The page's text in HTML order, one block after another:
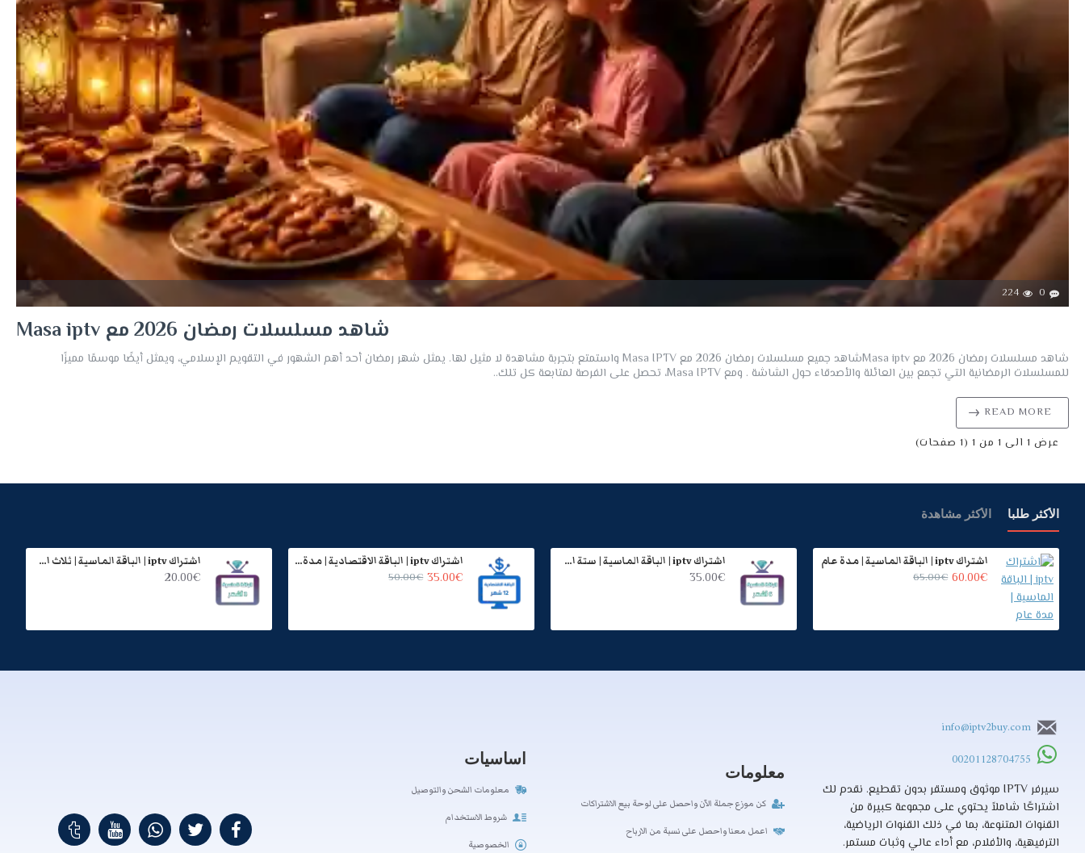
0
224
شاهد مسلسلات رمضان 2026 مع Masa iptv
شاهد مسلسلات رمضان 2026 مع Masa iptvشاهد جميع مسلسلات رمضان 2026 مع Masa IPTV واستمتع بتجربة مشاهدة لا مثيل لها. يمثل شهر رمضان أحد أهم الشهور في التقويم الإسلامي، ويمثل أيضًا موسمًا مميزًا
للمسلسلات الرمضانية التي تجمع بين العائلة والأصدقاء حول الشاشة . ومع Masa IPTV، تحصل على الفرصة لمتابعة كل تلك..
READ MORE
عرض 1 الى 1 من 1 (1 صفحات)
الأكثر طلبا الأكثر مشاهدة
اشتراك iptv | الباقة الماسية | مدة عام
60.00€
65.00€
اشتراك iptv | الباقة الماسية | ستة اشهر
35.00€
اشتراك iptv | الباقة الاقتصادية | مدة عام
35.00€
50.00€
اشتراك iptv | الباقة الماسية | ثلاث اشهر
20.00€
info@iptv2buy.com
00201128704755
سيرفر IPTV موثوق ومستقر بدون تقطيع. نقدم لك
اشتراكًا شاملاً يحتوي على مجموعة كبيرة من
القنوات المتنوعة، بما في ذلك القنوات الرياضية،
الترفيهية، والأفلام، مع أداء عالي وثبات مستمر.
معلومات
كن موزع جملة الآن واحصل على لوحة بيع الاشتراكات
اعمل معنا واحصل على نسبة من الارباح
اساسيات
معلومات الشحن والتوصيل
شروط الاستخدام
الخصوصية